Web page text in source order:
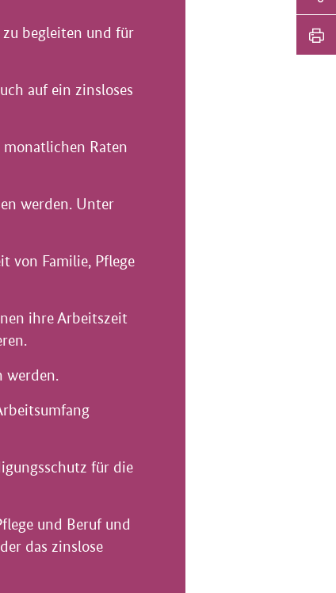
begleiten und für
auf ein zinsloses
Raten
werden. Unter
von Familie, Pflege
ihre Arbeitszeit
werden.
für die
und Beruf und
das zinslose